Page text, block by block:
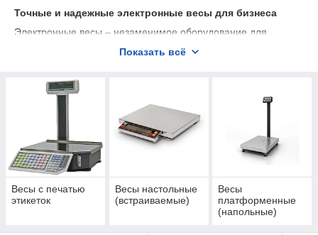
Точные и надежные электронные весы для бизнеса
Электронные весы – незаменимое оборудование для
предлагаетширокий ассортимент
интеграцией в кассовые системы. Мы поставляем
платформенные, торговые, встраиваемые и
специализированные весы
для различных задач,
обеспечивая удобство и надежность работы.
Показать всё
Весы с печатью
этикеток
Весы настольные
(встраиваемые)
Весы
платформенные
(напольные)